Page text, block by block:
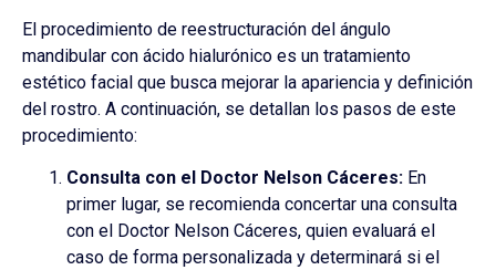
El procedimiento de reestructuración del ángulo
mandibular con ácido hialurónico es un tratamiento
estético facial que busca mejorar la apariencia y definición
del rostro. A continuación, se detallan los pasos de este
procedimiento:
Consulta con el Doctor Nelson Cáceres: En
primer lugar, se recomienda concertar una consulta
con el Doctor Nelson Cáceres, quien evaluará el
caso de forma personalizada y determinará si el